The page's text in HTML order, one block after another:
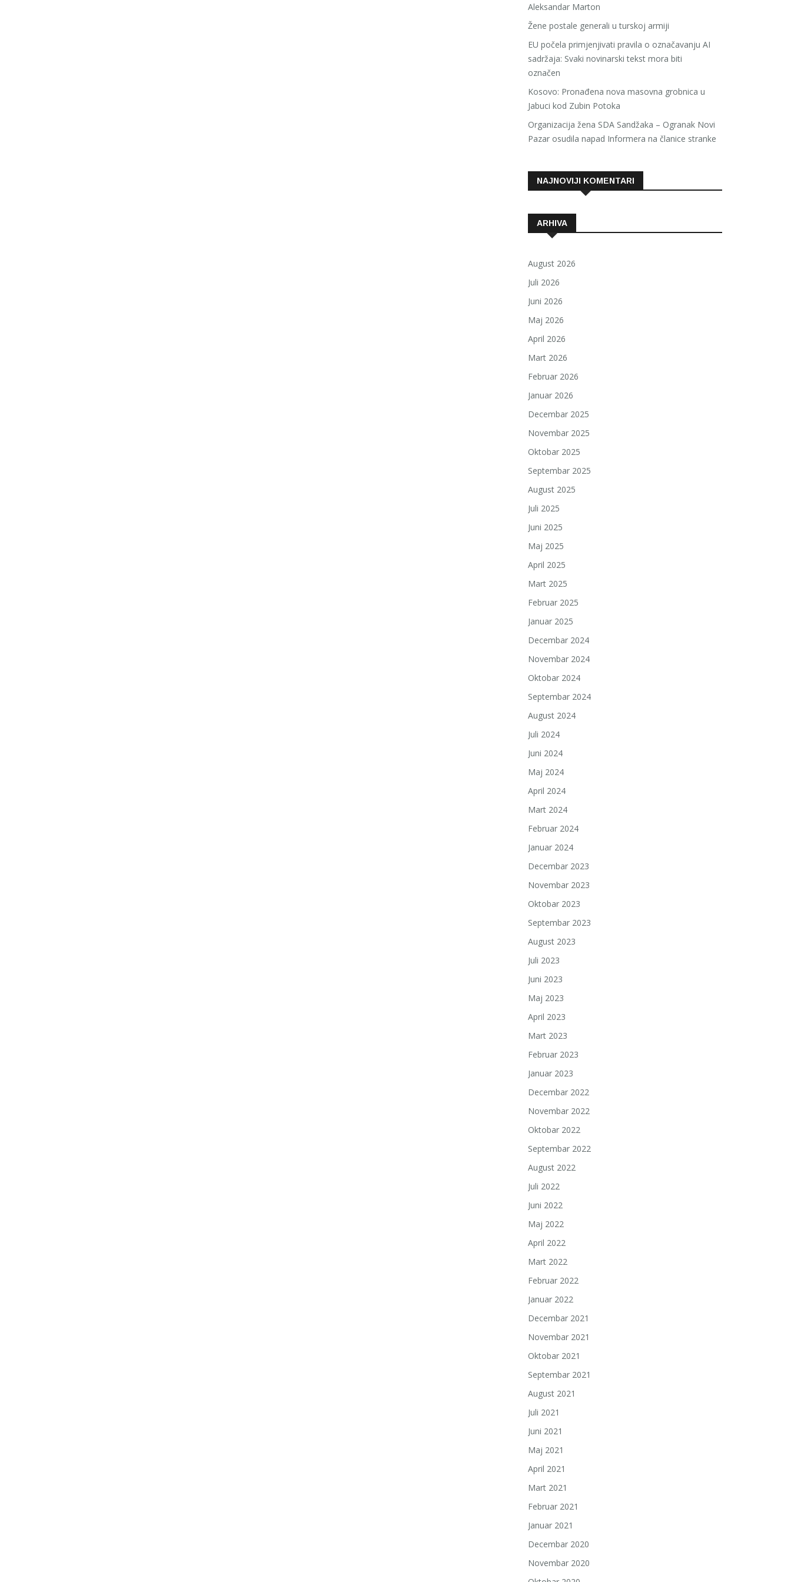
Aleksandar Marton
Žene postale generali u turskoj armiji
EU počela primjenjivati pravila o označavanju AI
sadržaja: Svaki novinarski tekst mora biti
označen
Kosovo: Pronađena nova masovna grobnica u
Jabuci kod Zubin Potoka
Organizacija žena SDA Sandžaka – Ogranak Novi
Pazar osudila napad Informera na članice stranke
NAJNOVIJI KOMENTARI
ARHIVA
August 2026
Juli 2026
Juni 2026
Maj 2026
April 2026
Mart 2026
Februar 2026
Januar 2026
Decembar 2025
Novembar 2025
Oktobar 2025
Septembar 2025
August 2025
Juli 2025
Juni 2025
Maj 2025
April 2025
Mart 2025
Februar 2025
Januar 2025
Decembar 2024
Novembar 2024
Oktobar 2024
Septembar 2024
August 2024
Juli 2024
Juni 2024
Maj 2024
April 2024
Mart 2024
Februar 2024
Januar 2024
Decembar 2023
Novembar 2023
Oktobar 2023
Septembar 2023
August 2023
Juli 2023
Juni 2023
Maj 2023
April 2023
Mart 2023
Februar 2023
Januar 2023
Decembar 2022
Novembar 2022
Oktobar 2022
Septembar 2022
August 2022
Juli 2022
Juni 2022
Maj 2022
April 2022
Mart 2022
Februar 2022
Januar 2022
Decembar 2021
Novembar 2021
Oktobar 2021
Septembar 2021
August 2021
Juli 2021
Juni 2021
Maj 2021
April 2021
Mart 2021
Februar 2021
Januar 2021
Decembar 2020
Novembar 2020